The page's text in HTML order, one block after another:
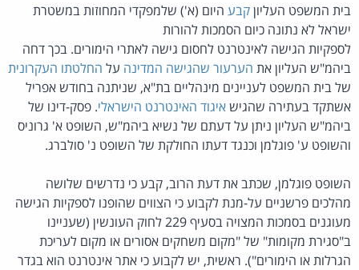
בית המשפט העליוןקבע היום (א') שלמפקדי המחוזות במשטרת
ישראל לא נתונה כיום הסמכות להורות
לספקיות הגישה לאינטרנט לחסום גישה לאתרי הימורים. בכך דחה
ביהמ"ש העליון את הערעור שהגישה המדינה על החלטתו העקרונית
של בית המשפט לעניינים מינהליים בת"א, שניתנה בחודש אפריל
אשתקד בעתירה שהגישאיגוד האינטרנט הישראלי. פסק-דינו של
ביהמ"ש העליון ניתן על דעתם של נשיא ביהמ"ש, השופט א' גרוניס
והשופט ע' פוגלמן וכנגד דעתו החולקת של השופט נ' סולברג.
השופט פוגלמן, שכתב את דעת הרוב, קבע כי נדרשים שלושה
מהלכים פרשניים על-מנת לקבוע כי הצווים שהופנו לספקיות הגישה
מעוגנים בסמכות המצויה בסעיף 229 לחוק העונשין (שעניינו
ב"סגירת מקומות" של "מקום משחקים אסורים או מקום לעריכת
הגרלות או הימורים"). ראשית, יש לקבוע כי אתר אינטרנט הוא בגדר